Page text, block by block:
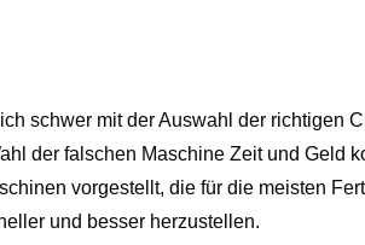
schwer mit der Auswahl der richtigen
der falschen Maschine Zeit und Geld
vorgestellt, die für die meisten
und besser herzustellen.